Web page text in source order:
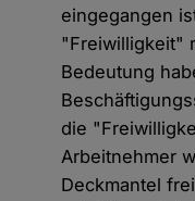
eingegangen
"Freiwilligkeit"
Bedeutung
die
Arbeitnehmer
Deckmantel